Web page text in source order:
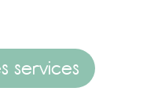
services